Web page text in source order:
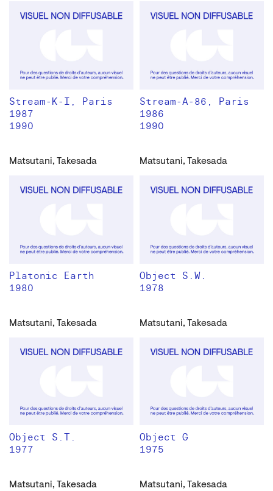
Stream-K-I, Paris
1987
1990
Stream-A-86, Paris
1986
1990
Matsutani, Takesada
Platonic Earth
1980
Matsutani, Takesada
Object S.W.
1978
Matsutani, Takesada
Object S.T.
1977
Matsutani, Takesada
Object G
1975
Matsutani, Takesada Matsutani, Takesada